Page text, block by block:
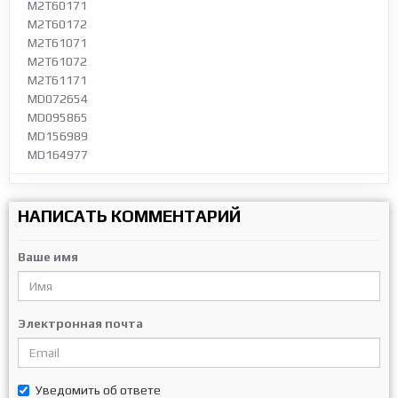
M2T60171
M2T60172
M2T61071
M2T61072
M2T61171
MD072654
MD095865
MD156989
MD164977
НАПИСАТЬ КОММЕНТАРИЙ
Ваше имя
Электронная почта
Уведомить об ответе